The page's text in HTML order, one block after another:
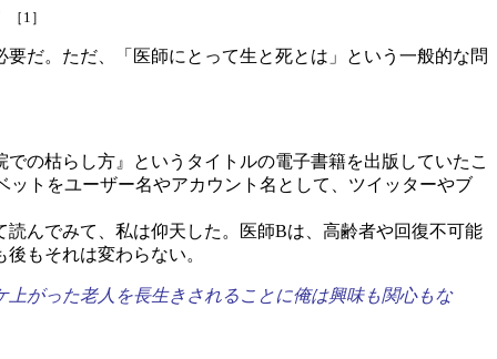
［1］
だ。ただ、「医師にとって生と死とは」という一般的な問
の枯らし方』というタイトルの電子書籍を出版していたこ
トをユーザー名やアカウント名として、ツイッターやブ
んでみて、私は仰天した。医師Bは、高齢者や回復不可能
もそれは変わらない。
がった老人を長生きされることに俺は興味も関心もな